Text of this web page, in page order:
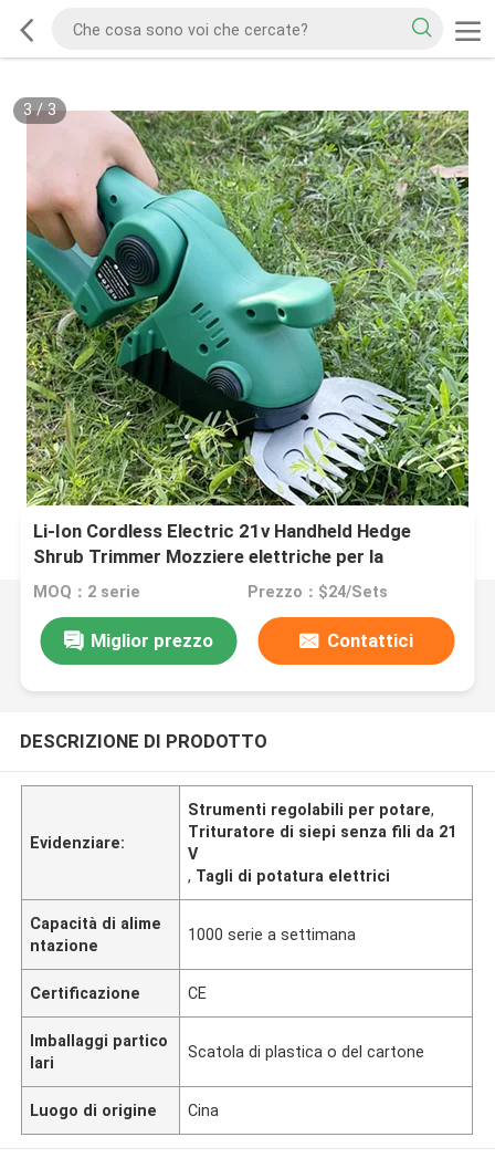
3/3
Li-Ion Cordless Electric 21v Handheld Hedge
Shrub Trimmer Mozziere elettriche per la
potatura Strumenti regolabili per la potatura
MOQ：2 serie Prezzo：$24/Sets
Miglior prezzo Contattici
DESCRIZIONE DI PRODOTTO
Evidenziare:
Strumenti regolabili per potare,
Trituratore di siepi senza fili da 21
V
, Tagli di potatura elettrici
Capacità di alime
ntazione
1000 serie a settimana
Certificazione CE
Imballaggi partico
lari
Scatola di plastica o del cartone
Luogo di origine Cina